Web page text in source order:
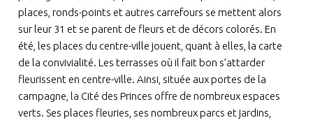
places, ronds-points et autres carrefours se mettent alors
sur leur 31 et se parent de fleurs et de décors colorés. En
été, les places du centre-ville jouent, quant à elles, la carte
de la convivialité. Les terrasses où il fait bon s’attarder
fleurissent en centre-ville. Ainsi, située aux portes de la
campagne, la Cité des Princes offre de nombreux espaces
verts. Ses places fleuries, ses nombreux parcs et jardins,